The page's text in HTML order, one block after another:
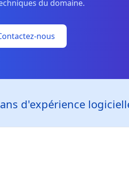
du domaine.
nous
d'expérience logicielle